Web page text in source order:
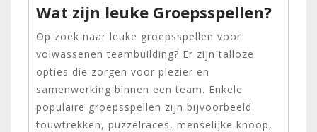
Wat zijn leuke Groepsspellen?
Op zoek naar leuke groepsspellen voor
volwassenen teambuilding? Er zijn talloze
opties die zorgen voor plezier en
samenwerking binnen een team. Enkele
populaire groepsspellen zijn bijvoorbeeld
touwtrekken, puzzelraces, menselijke knoop,